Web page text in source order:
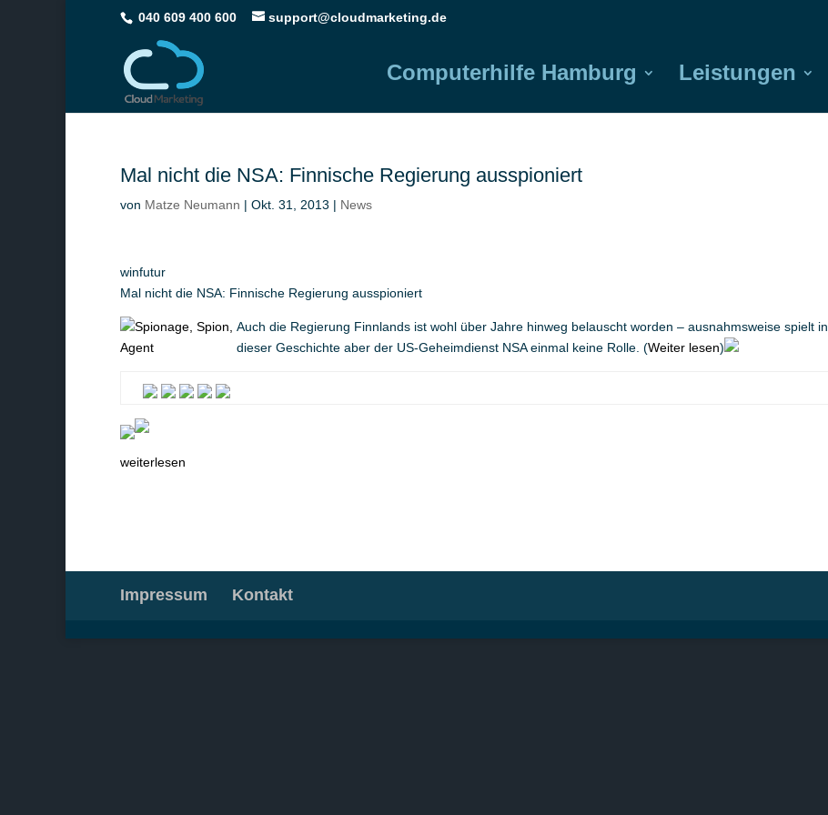
040 609 400 600 support@cloudmarketing.de
Computerhilfe Hamburg Leistungen
Mal nicht die NSA: Finnische Regierung ausspioniert
von Matze Neumann | Okt. 31, 2013 | News
winfutur
Mal nicht die NSA: Finnische Regierung ausspioniert
Auch die Regierung Finnlands ist wohl über Jahre hinweg belauscht worden – ausnahmsweise spielt in
dieser Geschichte aber der US-Geheimdienst NSA einmal keine Rolle. (Weiter lesen)
weiterlesen
Impressum Kontakt